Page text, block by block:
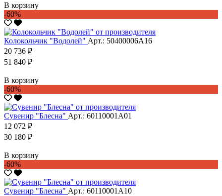
В корзину
-60%
Колокольчик "Водолей" Арт.: 50400006А16
20 736 ₽
51 840 ₽
В корзину
-60%
Сувенир "Блесна" Арт.: 60110001А01
12 072 ₽
30 180 ₽
В корзину
-60%
Сувенир "Блесна" Арт.: 60110001А10